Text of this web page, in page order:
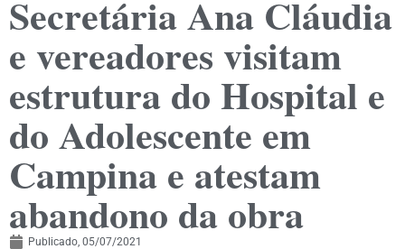
Secretária Ana Cláudia
e vereadores visitam
estrutura do Hospital e
do Adolescente em
Campina e atestam
abandono da obra
Publicado, 05/07/2021